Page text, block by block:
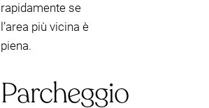
rapidamente se
l’area più vicina è
piena.
Parcheggio